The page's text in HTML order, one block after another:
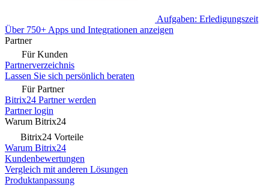
Aufgaben: Erledigungszeit
Über 750+ Apps und Integrationen anzeigen
Partner
Für Kunden
Partnerverzeichnis
Lassen Sie sich persönlich beraten
Für Partner
Bitrix24 Partner werden
Partner login
Warum Bitrix24
Bitrix24 Vorteile
Warum Bitrix24
Kundenbewertungen
Vergleich mit anderen Lösungen
Produktanpassung